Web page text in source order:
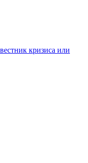
кризиса или